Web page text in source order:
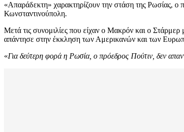
«Απαράδεκτη» χαρακτηρίζουν την στάση της Ρωσίας,
Κωνσταντινούπολη.
Μετά τις συνομιλίες που είχαν ο Μακρόν και ο
απάντησε στην έκκληση των Αμερικανών και των
«Για δεύτερη φορά η Ρωσία, ο πρόεδρος Πούτιν, δεν